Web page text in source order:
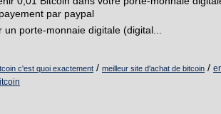
par paypal
porte-monnaie digitale (digital...
c'est quoi exactement / meilleur site d'achat de bitcoin /